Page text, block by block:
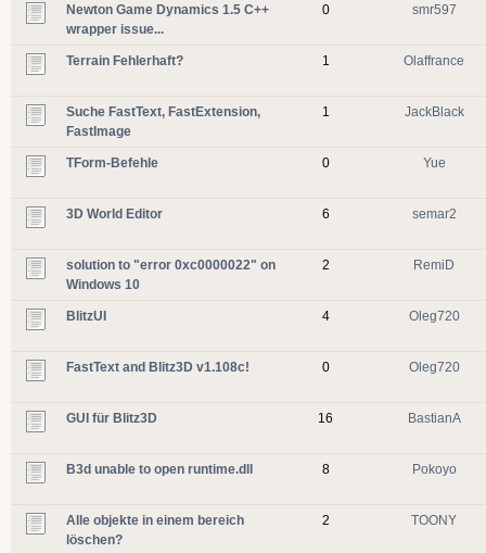
Newton Game Dynamics 1.5 C++
wrapper issue...
0 smr597
Terrain Fehlerhaft? 1 Olaffrance
Suche FastText, FastExtension,
FastImage
1 JackBlack
TForm-Befehle 0 Yue
3D World Editor 6 semar2
solution to "error 0xc0000022" on
Windows 10
2 RemiD
BlitzUI 4 Oleg720
FastText and Blitz3D v1.108c! 0 Oleg720
GUI für Blitz3D 16 BastianA
B3d unable to open runtime.dll 8 Pokoyo
Alle objekte in einem bereich
löschen?
2 TOONY